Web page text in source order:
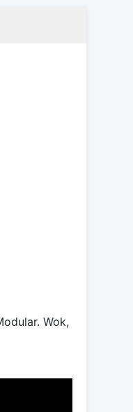
Wok,